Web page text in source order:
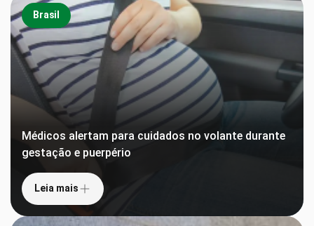
Brasil
Médicos alertam para cuidados no volante durante
gestação e puerpério
Leia mais